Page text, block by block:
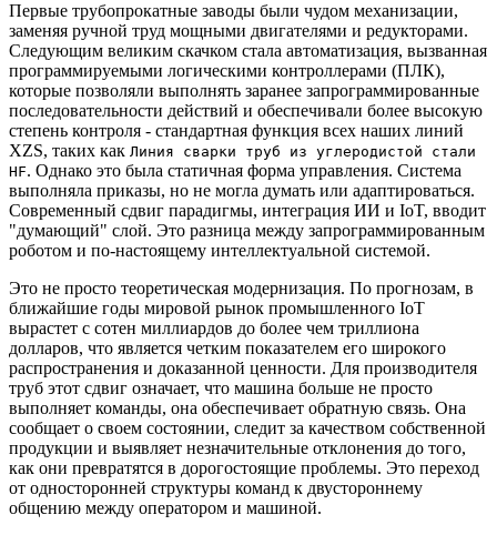
Первые трубопрокатные заводы были чудом механизации,
заменяя ручной труд мощными двигателями и редукторами.
Следующим великим скачком стала автоматизация, вызванная
программируемыми логическими контроллерами (ПЛК),
которые позволяли выполнять заранее запрограммированные
последовательности действий и обеспечивали более высокую
степень контроля - стандартная функция всех наших линий
XZS, таких как Линия сварки труб из углеродистой стали
HF. Однако это была статичная форма управления. Система
выполняла приказы, но не могла думать или адаптироваться.
Современный сдвиг парадигмы, интеграция ИИ и IoT, вводит
"думающий" слой. Это разница между запрограммированным
роботом и по-настоящему интеллектуальной системой.
Это не просто теоретическая модернизация. По прогнозам, в
ближайшие годы мировой рынок промышленного IoT
вырастет с сотен миллиардов до более чем триллиона
долларов, что является четким показателем его широкого
распространения и доказанной ценности. Для производителя
труб этот сдвиг означает, что машина больше не просто
выполняет команды, она обеспечивает обратную связь. Она
сообщает о своем состоянии, следит за качеством собственной
продукции и выявляет незначительные отклонения до того,
как они превратятся в дорогостоящие проблемы. Это переход
от односторонней структуры команд к двустороннему
общению между оператором и машиной.